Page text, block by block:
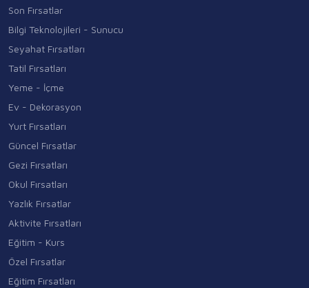
Son Fırsatlar
Bilgi Teknolojileri - Sunucu
Seyahat Fırsatları
Tatil Fırsatları
Yeme - İçme
Ev - Dekorasyon
Yurt Fırsatları
Güncel Fırsatlar
Gezi Fırsatları
Okul Fırsatları
Yazlık Fırsatlar
Aktivite Fırsatları
Eğitim - Kurs
Özel Fırsatlar
Eğitim Fırsatları